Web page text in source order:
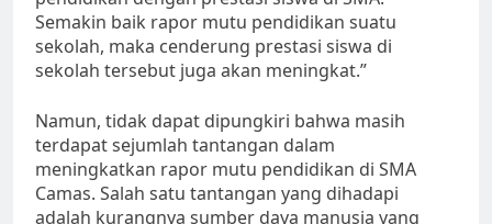
Semakin baik rapor mutu pendidikan suatu
sekolah, maka cenderung prestasi siswa di
sekolah tersebut juga akan meningkat.”
Namun, tidak dapat dipungkiri bahwa masih
terdapat sejumlah tantangan dalam
meningkatkan rapor mutu pendidikan di SMA
Camas. Salah satu tantangan yang dihadapi
adalah kurangnya sumber daya manusia yang